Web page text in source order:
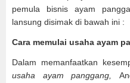
pemula bisnis ayam
lansung disimak di bawah ini :
Cara memulai usaha ayam
Dalam memanfaatkan
usaha ayam panggang,